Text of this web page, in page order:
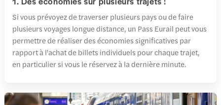
Si vous prévoyez de traverser plusieurs pays ou de faire
plusieurs voyages longue distance, un Pass Eurail peut vous
permettre de réaliser des économies significatives par
rapport à l'achat de billets individuels pour chaque trajet,
en particulier si vous le réservez à la dernière minute.